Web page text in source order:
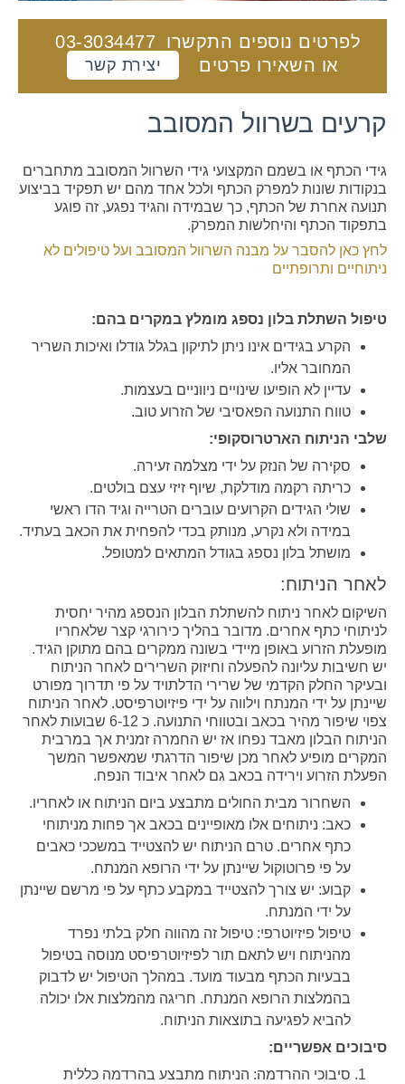
לפרטים נוספים התקשרו 03-3034477
או השאירו פרטים
יצירת קשר
קרעים בשרוול המסובב
גידי הכתף או בשמם המקצועי גידי השרוול המסובב מתחברים
בנקודות שונות למפרק הכתף ולכל אחד מהם יש תפקיד בביצוע
תנועה אחרת של הכתף, כך שבמידה והגיד נפגע, זה פוגע
בתפקוד הכתף והיחלשות המפרק.
לחץ כאן להסבר על מבנה השרוול המסובב ועל טיפולים לא
ניתוחיים ותרופתיים
טיפול השתלת בלון נספג מומלץ במקרים בהם:
הקרע בגידים אינו ניתן לתיקון בגלל גודלו ואיכות השריר
המחובר אליו.
עדיין לא הופיעו שינויים ניווניים בעצמות.
טווח התנועה הפאסיבי של הזרוע טוב.
שלבי הניתוח הארטרוסקופי:
סקירה של הנזק על ידי מצלמה זעירה.
כריתה רקמה מודלקת, שיוף זיזי עצם בולטים.
שולי הגידים הקרועים עוברים הטרייה וגיד הדו ראשי
במידה ולא נקרע, מנותק בכדי להפחית את הכאב בעתיד.
מושתל בלון נספג בגודל המתאים למטופל.
לאחר הניתוח:
השיקום לאחר ניתוח להשתלת הבלון הנספג מהיר יחסית
לניתוחי כתף אחרים. מדובר בהליך כירורגי קצר שלאחריו
מופעלת הזרוע באופן מיידי בשונה ממקרים בהם מתוקן הגיד.
יש חשיבות עליונה להפעלה וחיזוק השרירים לאחר הניתוח
ובעיקר החלק הקדמי של שרירי הדלתויד על פי תדרוך מפורט
שיינתן על ידי המנתח וילווה על ידי פיזיוטרפיסט. לאחר הניתוח
צפוי שיפור מהיר בכאב ובטווחי התנועה. כ 6-12 שבועות לאחר
הניתוח הבלון מאבד נפחו אז יש החמרה זמנית אך במרבית
המקרים מופיע לאחר מכן שיפור הדרגתי שמאפשר המשך
הפעלת הזרוע וירידה בכאב גם לאחר איבוד הנפח.
השחרור מבית החולים מתבצע ביום הניתוח או לאחריו.
כאב: ניתוחים אלו מאופיינים בכאב אך פחות מניתוחי
כתף אחרים. טרם הניתוח יש להצטייד במשככי כאבים
על פי פרוטוקול שיינתן על ידי הרופא המנתח.
קבוע: יש צורך להצטייד במקבע כתף על פי מרשם שיינתן
על ידי המנתח.
טיפול פיזיוטרפי: טיפול זה מהווה חלק בלתי נפרד
מהניתוח ויש לתאם תור לפיזיוטרפיסט מנוסה בטיפול
בבעיות הכתף מבעוד מועד. במהלך הטיפול יש לדבוק
בהמלצות הרופא המנתח. חריגה מהמלצות אלו יכולה
להביא לפגיעה בתוצאות הניתוח.
סיבוכים אפשריים:
סיבוכי ההרדמה: הניתוח מתבצע בהרדמה כללית